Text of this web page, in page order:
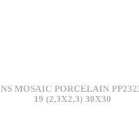
NS MOSAIC PORCELAIN
19 (2,3X2,3) 30X30